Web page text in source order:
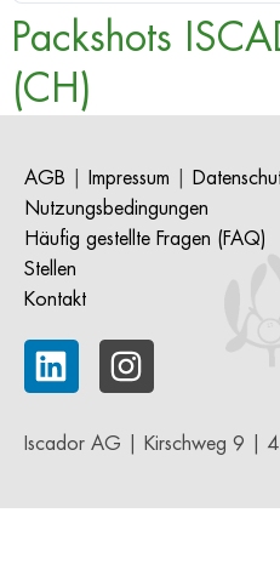
Packshots
(CH)
AGB Impressum
Nutzungsbedingungen
Häufig gestellte Fragen (FAQ)
Stellen
Kontakt
Iscador AG | Kirschweg 9 |